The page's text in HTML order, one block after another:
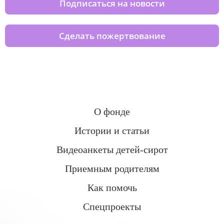
Подписаться на новости
Сделать пожертвование
О фонде
Истории и статьи
Видеоанкеты детей-сирот
Приемным родителям
Как помочь
Спецпроекты